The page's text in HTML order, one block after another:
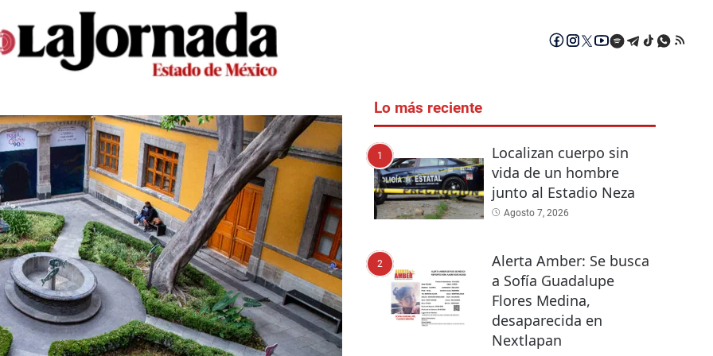
Lo más reciente
1
Localizan cuerpo sin
vida de un hombre
junto al Estadio Neza
Agosto 7, 2026
2
Alerta Amber: Se busca
a Sofía Guadalupe
Flores Medina,
desaparecida en
Nextlapan